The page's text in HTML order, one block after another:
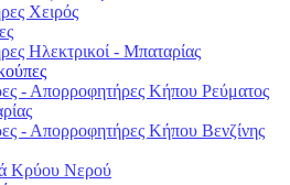
Χειρός
Ηλεκτρικοί - Μπαταρίας
- Απορροφητήρες Κήπου Ρεύματος
- Απορροφητήρες Κήπου Βενζίνης
Κρύου Νερού